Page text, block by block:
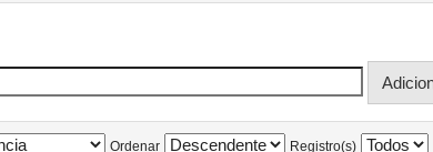
Ordenar Registro(s)